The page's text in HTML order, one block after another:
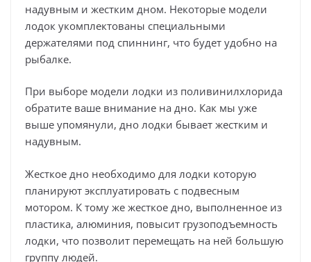
надувным и жестким дном. Некоторые модели
лодок укомплектованы специальными
держателями под спиннинг, что будет удобно на
рыбалке.
При выборе модели лодки из поливинилхлорида
обратите ваше внимание на дно. Как мы уже
выше упомянули, дно лодки бывает жестким и
надувным.
Жесткое дно необходимо для лодки которую
планируют эксплуатировать с подвесным
мотором. К тому же жесткое дно, выполненное из
пластика, алюминия, повысит грузоподъемность
лодки, что позволит перемещать на ней большую
группу людей.